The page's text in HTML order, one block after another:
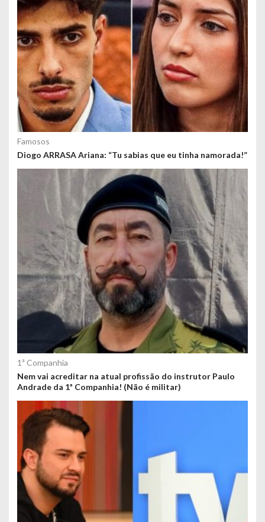
Famosos
Diogo ARRASA Ariana: “Tu sabias que eu tinha namorada!”
1ª Companhia
Nem vai acreditar na atual profissão do instrutor Paulo
Andrade da 1ª Companhia! (Não é militar)